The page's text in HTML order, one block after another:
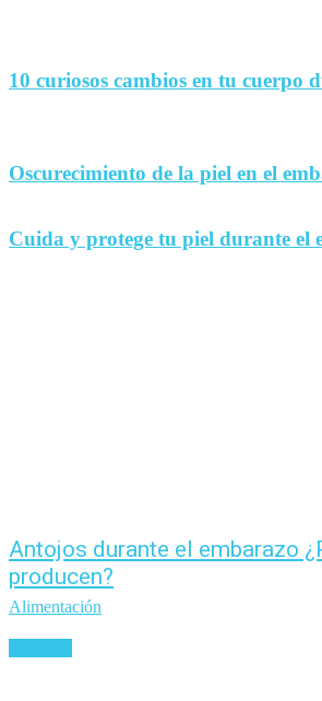
10 curiosos cambios en tu cuerpo
Oscurecimiento de la piel en el
Cuida y protege tu piel durante el
Antojos durante el embarazo
producen?
Alimentación